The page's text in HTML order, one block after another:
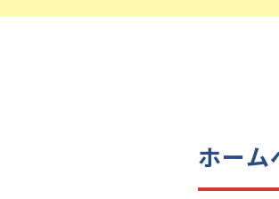
ホーム